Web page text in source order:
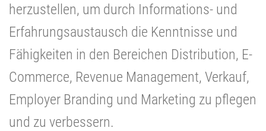
herzustellen, um durch Informations- und
Erfahrungsaustausch die Kenntnisse und
Fähigkeiten in den Bereichen Distribution, E-
Commerce, Revenue Management, Verkauf,
Employer Branding und Marketing zu pflegen
und zu verbessern.